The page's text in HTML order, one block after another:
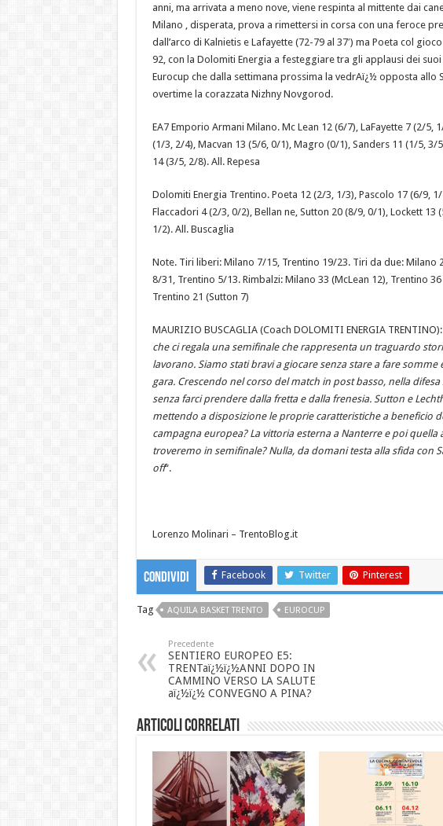
anni, ma arrivata a meno nove, viene respinta al mittente dai
Milano , disperata, prova a rimettersi in corsa con una feroce
dall’arco di Kalnietis e Lafayette (72-79 al 37′) ma Poeta col
92, con la Dolomiti Energia a festeggiare tra gli applausi dei
Eurocup che dalla settimana prossima la vedrAï¿½ opposta allo
overtime la corazzata Nizhny Novgorod.
EA7 Emporio Armani Milano. Mc Lean 12 (6/7), LaFayette 7 (2/5,
(1/3, 2/4), Macvan 13 (5/6, 0/1), Magro (0/1), Sanders 11 (1/5, 3/
14 (3/5, 2/8). All. Repesa
Dolomiti Energia Trentino. Poeta 12 (2/3, 1/3), Pascolo 17 (6/9,
Flaccadori 4 (2/3, 0/2), Bellan ne, Sutton 20 (8/9, 0/1), Lockett 13
1/2). All. Buscaglia
Note. Tiri liberi: Milano 7/15, Trentino 19/23. Tiri da due: Milano
8/31, Trentino 5/13. Rimbalzi: Milano 33 (McLean 12), Trentino
Trentino 21 (Sutton 7)
MAURIZIO BUSCAGLIA (Coach DOLOMITI ENERGIA TRENTINO):
che ci regala una semifinale che rappresenta un traguardo
lavorano. Siamo stati bravi a giocare senza stare a fare
gara. Crescendo nel corso del match in post basso, nella difesa
senza farci prendere dalla fretta e dalla frenesia. Sutton e
mettendo a disposizione le proprie caratteristiche a beneficio
campagna europea? La vittoria esterna a Nanterre e poi quella
troveremo in semifinale? Nulla, da domani testa alla sfida con
off“.
Lorenzo Molinari – TrentoBlog.it
Condividi Facebook Twitter Pinterest
Tag AQUILA BASKET TRENTO EUROCUP
Precedente
SENTIERO EUROPEO E5:
TRENTaï¿½ï¿½ANNI DOPO IN
CAMMINO VERSO LA SALUTE
aï¿½ï¿½ CONVEGNO A PINA?
Articoli correlati